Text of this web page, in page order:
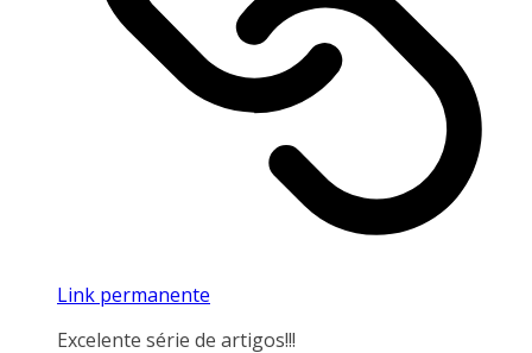
Link permanente
Excelente série de artigos!!!